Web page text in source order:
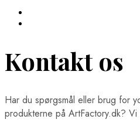
Kontakt os
Har du spørgsmål eller brug for
produkterne på ArtFactory.dk?